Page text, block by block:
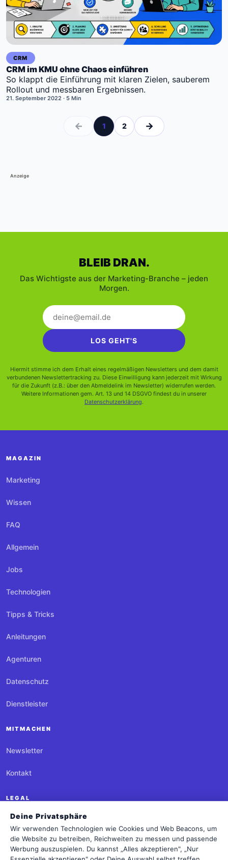
CRM
CRM im KMU ohne Chaos einführen
So klappt die Einführung mit klaren Zielen, sauberem
Rollout und messbaren Ergebnissen.
21. September 2022 · 5 Min
← 1 2 →
Anzeige
BLEIB DRAN.
Das Wichtigste aus der Marketing-Branche – jeden
Morgen.
LOS GEHT'S
Hiermit stimme ich dem Erhalt eines regelmäßigen Newsletters und dem damit
verbundenen Newslettertracking zu. Diese Einwilligung kann jederzeit mit Wirkung
für die Zukunft (z.B.: über den Abmeldelink im Newsletter) widerrufen werden.
Weitere Informationen gem. Art. 13 und 14 DSGVO findest du in unserer
Datenschutzerklärung.
MAGAZIN
Marketing
Wissen
FAQ
Allgemein
Jobs
Technologien
Tipps & Tricks
Anleitungen
Agenturen
Datenschutz
Dienstleister
MITMACHEN
Newsletter
Kontakt
LEGAL
Impressum
Datenschutz
Deine Privatsphäre
Wir verwenden Technologien wie Cookies und Web Beacons, um
die Website zu betreiben, Reichweiten zu messen und passende
Werbung auszuspielen. Du kannst „Alles akzeptieren", „Nur